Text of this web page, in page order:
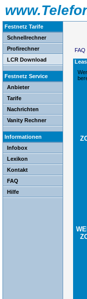
Festnetz Tarife
Schnellrechner
Profirechner
LCR Download
Festnetz Service
Anbieter
Tarife
Nachrichten
Vanity Rechner
Informationen
Infobox
Lexikon
Kontakt
FAQ
Hilfe
FAQ